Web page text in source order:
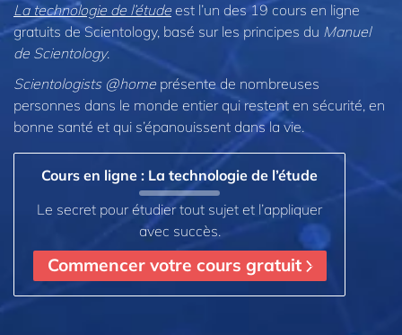
La technologie de l’étude est l’un des 19 cours en ligne
gratuits de Scientology, basé sur les principes du Manuel
de Scientology.
Scientologists @home présente de nombreuses
personnes dans le monde entier qui restent en sécurité, en
bonne santé et qui s’épanouissent dans la vie.
Cours en ligne : La technologie de l’étude
Le secret pour étudier tout sujet et l’appliquer
avec succès.
Commencer votre cours gratuit